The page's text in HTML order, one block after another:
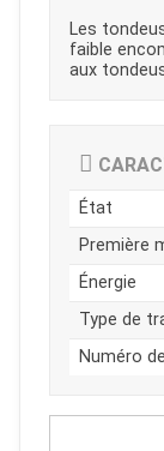
Les
faible
aux
État
Première
Énergie
Type de
Numéro